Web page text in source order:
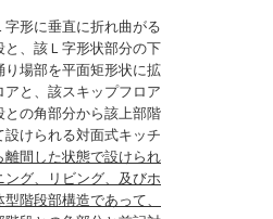
形に垂直に折れ曲がる
と、該Ｌ字形状部分の下
場部を平面矩形状に拡
と、該スキップフロア
との角部分から該上部階
けられる対面式キッチ
離間した状態で設けられ
グ、リビング、及びホ
階段部構造であって、